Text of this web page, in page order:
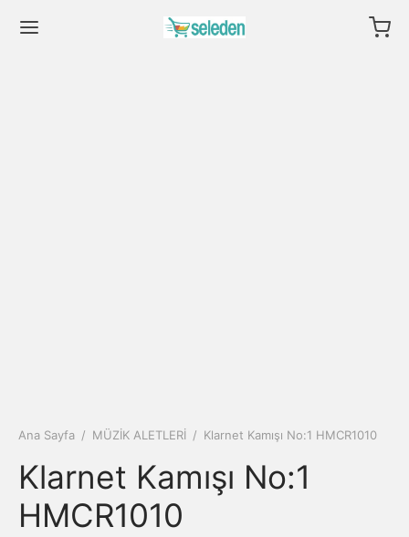
Ana Sayfa / MÜZİK ALETLERİ / Klarnet Kamışı No:1 HMCR1010
Klarnet Kamışı No:1
HMCR1010